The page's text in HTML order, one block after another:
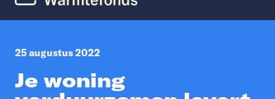
25 augustus 2022
Je woning